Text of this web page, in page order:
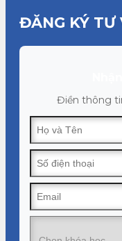
ĐĂNG KÝ TƯ
Điền thông